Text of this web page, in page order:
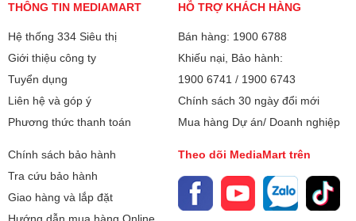
THÔNG TIN MEDIAMART
Hệ thống 334 Siêu thị
Giới thiệu công ty
Tuyển dụng
Liên hệ và góp ý
Phương thức thanh toán
HỖ TRỢ KHÁCH HÀNG
Bán hàng: 1900 6788
Khiếu nại, Bảo hành:
1900 6741 / 1900 6743
Chính sách 30 ngày đổi mới
Mua hàng Dự án/ Doanh nghiệp
Chính sách bảo hành
Tra cứu bảo hành
Giao hàng và lắp đặt
Theo dõi MediaMart trên